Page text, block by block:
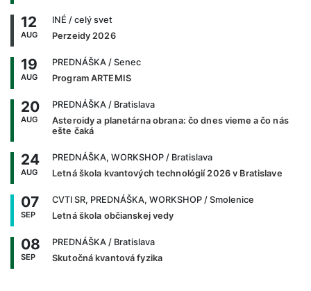
12
AUG
INÉ / celý svet
Perzeidy 2026
19
AUG
PREDNÁŠKA / Senec
Program ARTEMIS
20
AUG
PREDNÁŠKA / Bratislava
Asteroidy a planetárna obrana: čo dnes vieme a čo nás
ešte čaká
24
AUG
PREDNÁŠKA, WORKSHOP / Bratislava
Letná škola kvantových technológií 2026 v Bratislave
07
SEP
CVTI SR, PREDNÁŠKA, WORKSHOP / Smolenice
Letná škola občianskej vedy
08
SEP
PREDNÁŠKA / Bratislava
Skutočná kvantová fyzika